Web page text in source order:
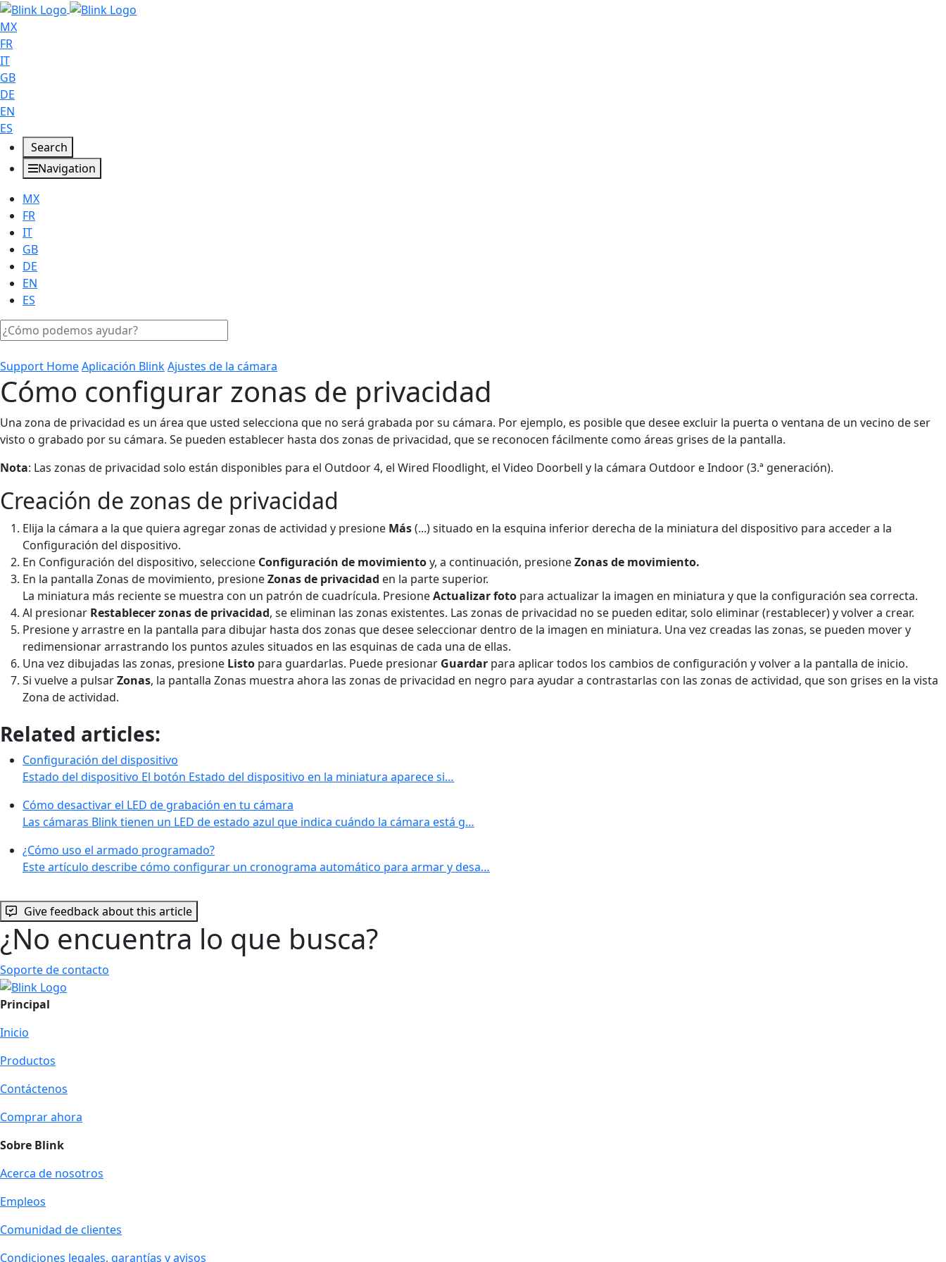
MX
FR
IT
GB
DE
EN
ES
Search
Navigation
MX
FR
IT
GB
DE
EN
ES
Support HomeAplicación BlinkAjustes de la cámara
Cómo configurar zonas de privacidad
Una zona de privacidad es un área que usted selecciona que no será grabada por su cámara. Por ejemplo, es posible que desee excluir la puerta o ventana de un vecino de ser
visto o grabado por su cámara. Se pueden establecer hasta dos zonas de privacidad, que se reconocen fácilmente como áreas grises de la pantalla.
Nota: Las zonas de privacidad solo están disponibles para el Outdoor 4, el Wired Floodlight, el Video Doorbell y la cámara Outdoor e Indoor (3.ª generación).
Creación de zonas de privacidad
Elija la cámara a la que quiera agregar zonas de actividad y presione Más(...)situado en la esquina inferior derecha de la miniatura del dispositivo para acceder a la
Configuración del dispositivo.
En Configuración del dispositivo, seleccione Configuración de movimientoy, a continuación, presioneZonas de movimiento.
En la pantalla Zonas de movimiento, presioneZonas de privacidad en la parte superior.
La miniatura más reciente se muestra con un patrón de cuadrícula. PresioneActualizar foto para actualizar la imagen en miniatura y que la configuración sea correcta.
Al presionar Restablecer zonas de privacidad, se eliminan las zonas existentes. Las zonas de privacidad no se pueden editar, solo eliminar (restablecer) y volver a crear.
Presione y arrastre en la pantalla para dibujar hasta dos zonas que desee seleccionar dentro de la imagen en miniatura. Una vez creadas las zonas, se pueden mover y
redimensionar arrastrando los puntos azules situados en las esquinas de cada una de ellas.
Una vez dibujadas las zonas, presione Listo para guardarlas. Puede presionar Guardar para aplicar todos los cambios de configuración y volver a la pantalla de inicio.
Si vuelve a pulsarZonas, la pantalla Zonas muestra ahora las zonas de privacidad en negro para ayudar a contrastarlas con las zonas de actividad, que son grises en la vista
Zona de actividad.
Related articles:
Configuración del dispositivo
Estado del dispositivo El botón Estado del dispositivo en la miniatura aparece si…
Cómo desactivar el LED de grabación en tu cámara
Las cámaras Blink tienen un LED de estado azul que indica cuándo la cámara está g…
¿Cómo uso el armado programado?
Este artículo describe cómo configurar un cronograma automático para armar y desa…
Give feedback about this article
¿No encuentra lo que busca?
Soporte de contacto
Principal
Inicio
Productos
Contáctenos
Comprar ahora
Sobre Blink
Acerca de nosotros
Empleos
Comunidad de clientes
Condiciones legales, garantías y avisos